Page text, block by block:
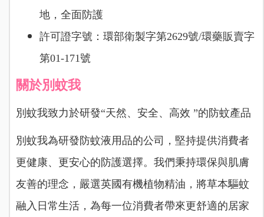
地，全面防護
許可證字號：環部衛製字第2629號/環藥販賣字
第01-171號
關於別蚊我
別蚊我致力於研發“天然、安全、高效 ”的防蚊產品
別蚊我為研發防蚊液用品的公司，堅持提供消費者
更健康、更安心的防護選擇。我們秉持環保與肌膚
友善的理念，嚴選英國有機植物精油，將草本驅蚊
融入日常生活，為每一位消費者帶來更舒適的居家